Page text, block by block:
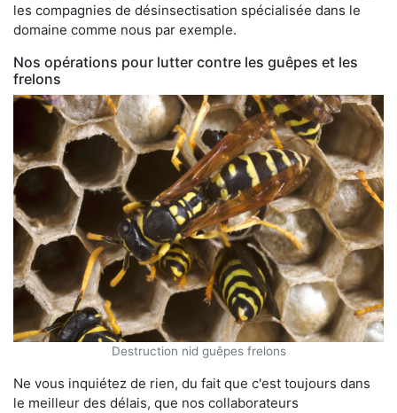
les compagnies de désinsectisation spécialisée dans le
domaine comme nous par exemple.
Nos opérations pour lutter contre les guêpes et les
frelons
Destruction nid guêpes frelons
Ne vous inquiétez de rien, du fait que c'est toujours dans
le meilleur des délais, que nos collaborateurs